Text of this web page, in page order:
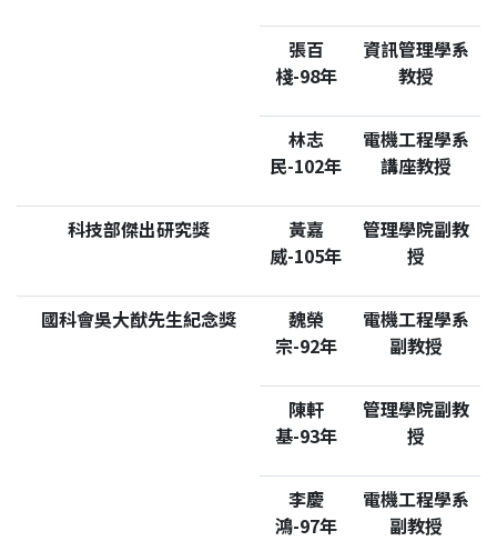
張百
棧-98年
資訊管理學系
教授
林志
民-102年
電機工程學系
講座教授
科技部傑出研究獎
黃嘉
威-105年
管理學院副教
授
國科會吳大猷先生紀念獎
魏榮
宗-92年
電機工程學系
副教授
陳軒
基-93年
管理學院副教
授
李慶
鴻-97年
電機工程學系
副教授